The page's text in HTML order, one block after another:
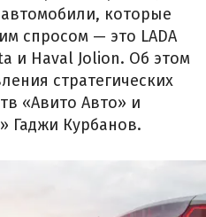
которые
спросом — это LADA
и Haval Jolion. Об этом
стратегических
«Авито Авто» и
Гаджи Курбанов.